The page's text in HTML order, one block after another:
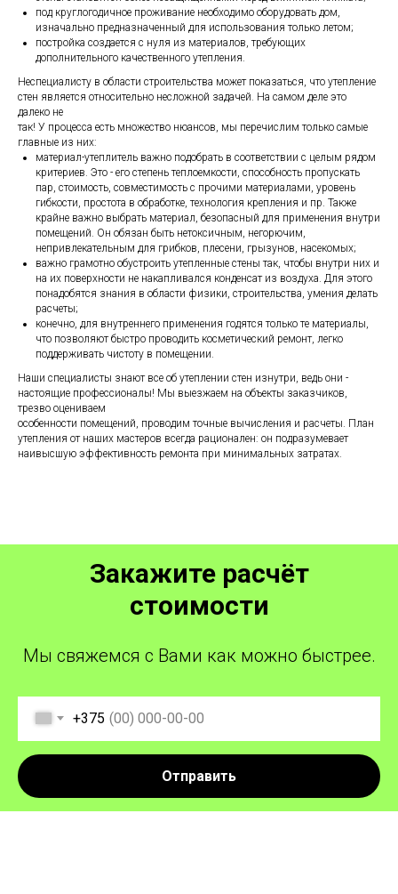
под круглогодичное проживание необходимо оборудовать дом,
изначально предназначенный для использования только летом;
постройка создается с нуля из материалов, требующих
дополнительного качественного утепления.
Неспециалисту в области строительства может показаться, что утепление
стен является относительно несложной задачей. На самом деле это
далеко не
так! У процесса есть множество нюансов, мы перечислим только самые
главные из них:
материал-утеплитель важно подобрать в соответствии с целым рядом
критериев. Это - его степень теплоемкости, способность пропускать
пар, стоимость, совместимость с прочими материалами, уровень
гибкости, простота в обработке, технология крепления и пр. Также
крайне важно выбрать материал, безопасный для применения внутри
помещений. Он обязан быть нетоксичным, негорючим,
непривлекательным для грибков, плесени, грызунов, насекомых;
важно грамотно обустроить утепленные стены так, чтобы внутри них и
на их поверхности не накапливался конденсат из воздуха. Для этого
понадобятся знания в области физики, строительства, умения делать
расчеты;
конечно, для внутреннего применения годятся только те материалы,
что позволяют быстро проводить косметический ремонт, легко
поддерживать чистоту в помещении.
Наши специалисты знают все об утеплении стен изнутри, ведь они -
настоящие профессионалы! Мы выезжаем на объекты заказчиков,
трезво оцениваем
особенности помещений, проводим точные вычисления и расчеты. План
утепления от наших мастеров всегда рационален: он подразумевает
наивысшую эффективность ремонта при минимальных затратах.
Закажите расчёт
стоимости
Мы свяжемся с Вами как можно быстрее.
+375
Отправить